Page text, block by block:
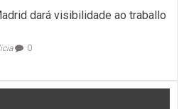
dará visibilidade ao traballo
0